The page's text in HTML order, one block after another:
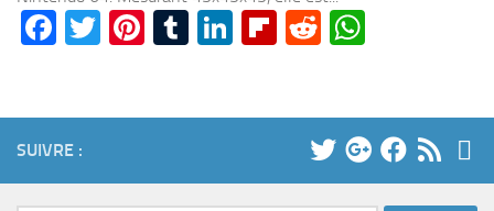
Facebook
TwitterPinterest
TumblrLinkedIn
Flipboard
Reddit
SUIVRE :